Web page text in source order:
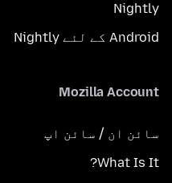
Nightly
Android کے لئے Nightly
Mozilla Account
سائن ان / سائن اپ
What Is It?